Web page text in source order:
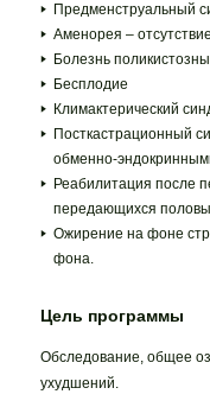
Предменструальный
Аменорея –
Болезнь
Бесплодие
Климактерический
Посткастрационный
обменно-
Реабилитация после
передающихся
Ожирение на фоне
фона.
Цель программы
Обследование, общее
ухудшений.